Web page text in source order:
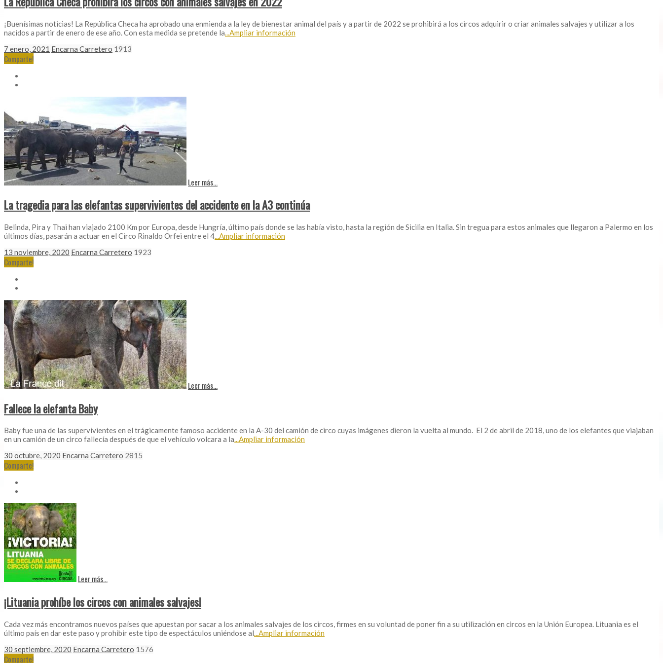
¡Buenísimas noticias! La República Checa ha aprobado una enmienda a la ley de bienestar animal del país y a partir de 2022 se prohibirá a los circos adquirir o criar animales salvajes y utilizar a los
nacidos a partir de enero de ese año. Con esta medida se pretende la...Ampliar información
7 enero, 2021 Encarna Carretero 1913
Comparte!
Leer más...
La tragedia para las elefantas supervivientes del accidente en la A3 continúa
Belinda, Pira y Thai han viajado 2100 Km por Europa, desde Hungría, último país donde se las había visto, hasta la región de Sicilia en Italia. Sin tregua para estos animales que llegaron a Palermo en los
últimos días, pasarán a actuar en el Circo Rinaldo Orfei entre el 4...Ampliar información
13 noviembre, 2020 Encarna Carretero 1923
Comparte!
Leer más...
Fallece la elefanta Baby
Baby fue una de las supervivientes en el trágicamente famoso accidente en la A-30 del camión de circo cuyas imágenes dieron la vuelta al mundo. El 2 de abril de 2018, uno de los elefantes que viajaban
en un camión de un circo fallecía después de que el vehículo volcara a la...Ampliar información
30 octubre, 2020 Encarna Carretero 2815
Comparte!
Leer más...
¡Lituania prohíbe los circos con animales salvajes!
Cada vez más encontramos nuevos países que apuestan por sacar a los animales salvajes de los circos, firmes en su voluntad de poner fin a su utilización en circos en la Unión Europea. Lituania es el
último país en dar este paso y prohibir este tipo de espectáculos uniéndose al...Ampliar información
30 septiembre, 2020 Encarna Carretero 1576
Comparte!